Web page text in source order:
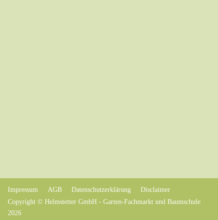
Impressum AGB Datenschutzerklärung
Disclaimer
Copyright © Helmstetter GmbH - Garten-Fachmarkt und Baumschule
2026